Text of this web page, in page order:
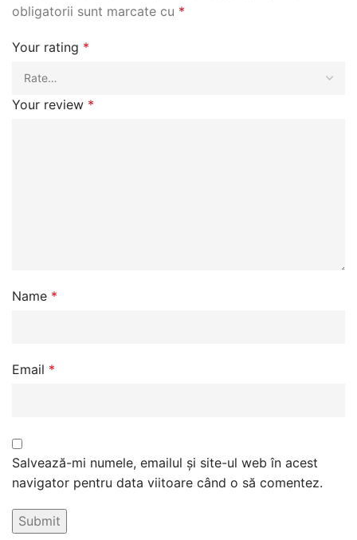
obligatorii sunt marcate cu *
Your rating *
Your review *
Name *
Email *
Salvează-mi numele, emailul și site-ul web în acest
navigator pentru data viitoare când o să comentez.